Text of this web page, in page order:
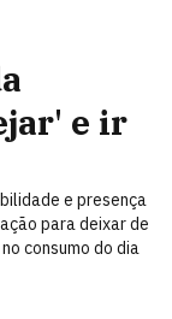
e ir
e presença
para deixar de
consumo do dia